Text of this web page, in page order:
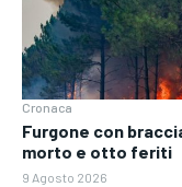
Cronaca
Furgone con
morto e otto feriti
9 Agosto 2026